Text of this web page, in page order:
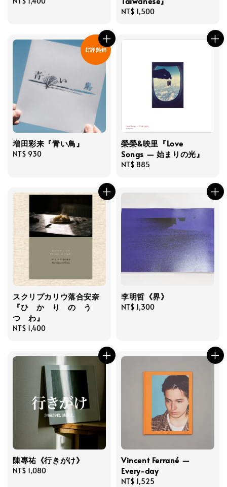
Regular
NT$ 1,500
好評熱銷
増田彩来『青い鳥』
Regular
NT$ 930
榮榮&映里『Love
Songs — 始まりの光』
Regular
NT$ 885
スクリプカリウ落合安奈
『ひ か り の う
つ わ』
Regular
NT$ 1,400
李明哲《界》
Regular
NT$ 1,300
陳專祐《行きがけ》
Regular
NT$ 1,080
Vincent Ferrané —
Every-day
Regular
NT$ 1,525